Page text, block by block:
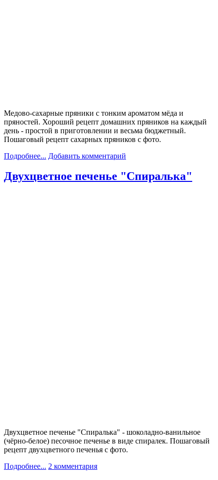
Медово-сахарные пряники с тонким ароматом мёда и
пряностей. Хороший рецепт домашних пряников на каждый
день - простой в приготовлении и весьма бюджетный.
Пошаговый рецепт сахарных пряников с фото.
Подробнее... Добавить комментарий
Двухцветное печенье "Спиралька"
Двухцветное печенье "Спиралька" - шоколадно-ванильное
(чёрно-белое) песочное печенье в виде спиралек. Пошаговый
рецепт двухцветного печенья с фото.
Подробнее... 2 комментария